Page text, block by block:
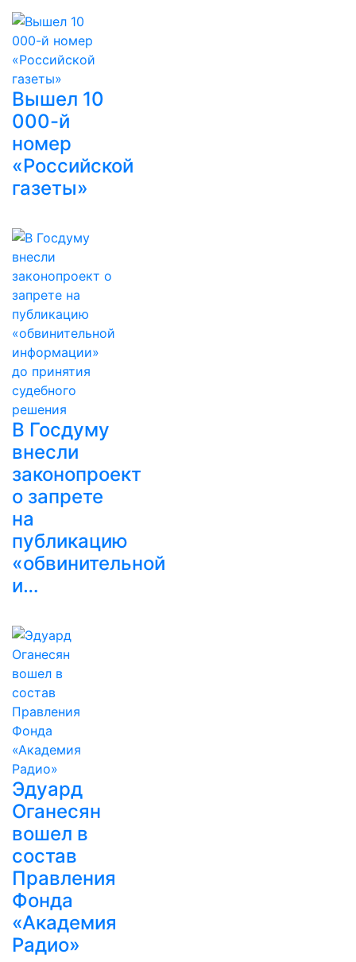
Вышел 10
000-й
номер
«Российской
газеты»
В Госдуму
внесли
законопроект
о запрете
на
публикацию
«обвинительной
и…
Эдуард
Оганесян
вошел в
состав
Правления
Фонда
«Академия
Радио»